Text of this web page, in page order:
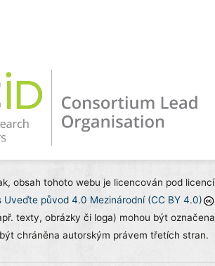
obsah tohoto webu je licencován pod licencí
Uveďte původ 4.0 Mezinárodní (CC BY 4.0)
texty, obrázky či loga) mohou být označena
chráněna autorským právem třetích stran.